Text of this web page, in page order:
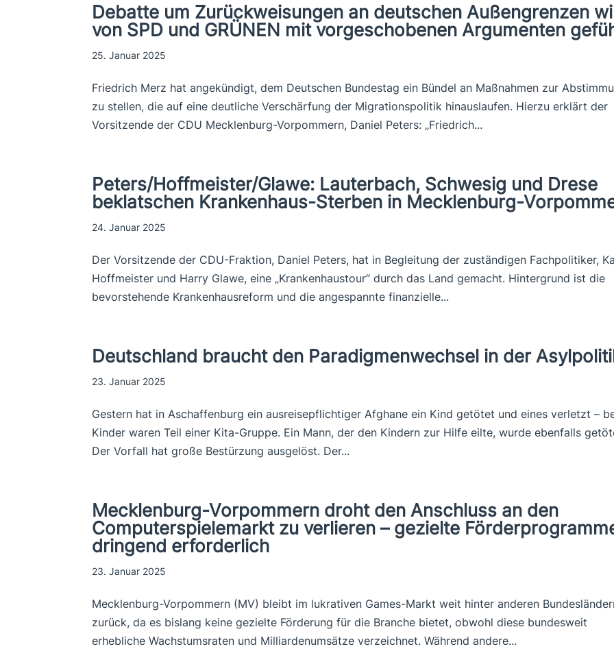
Debatte um Zurückweisungen an deutschen Außengrenzen
von SPD und GRÜNEN mit vorgeschobenen Argumenten
25. Januar 2025
Friedrich Merz hat angekündigt, dem Deutschen Bundestag ein Bündel an Maßnahmen zur
zu stellen, die auf eine deutliche Verschärfung der Migrationspolitik hinauslaufen. Hierzu erklärt der
Vorsitzende der CDU Mecklenburg-Vorpommern, Daniel Peters: „Friedrich...
Peters/Hoffmeister/Glawe: Lauterbach, Schwesig und Drese
beklatschen Krankenhaus-Sterben in Mecklenburg-
24. Januar 2025
Der Vorsitzende der CDU-Fraktion, Daniel Peters, hat in Begleitung der zuständigen Fachpolitiker,
Hoffmeister und Harry Glawe, eine „Krankenhaustour“ durch das Land gemacht. Hintergrund ist die
bevorstehende Krankenhausreform und die angespannte finanzielle...
Deutschland braucht den Paradigmenwechsel in der
23. Januar 2025
Gestern hat in Aschaffenburg ein ausreisepflichtiger Afghane ein Kind getötet und eines verletzt –
Kinder waren Teil einer Kita-Gruppe. Ein Mann, der den Kindern zur Hilfe eilte, wurde ebenfalls
Der Vorfall hat große Bestürzung ausgelöst. Der...
Mecklenburg-Vorpommern droht den Anschluss an den
Computerspielemarkt zu verlieren – gezielte
dringend erforderlich
23. Januar 2025
Mecklenburg-Vorpommern (MV) bleibt im lukrativen Games-Markt weit hinter anderen
zurück, da es bislang keine gezielte Förderung für die Branche bietet, obwohl diese bundesweit
erhebliche Wachstumsraten und Milliardenumsätze verzeichnet. Während andere...